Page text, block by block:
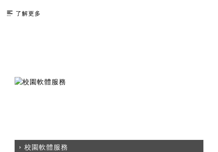
了解更多
校園軟體服務